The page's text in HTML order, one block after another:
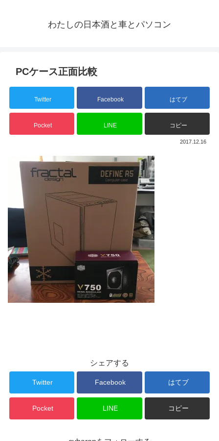
わたしの日本酒と車とパソコン
PCケース正面比較
Twitter Facebook はてブ
Pocket LINE コピー
2017.12.16
シェアする
Twitter Facebook はてブ
Pocket LINE コピー